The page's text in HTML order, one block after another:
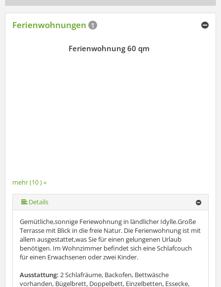
Ferienwohnungen 1
mehr (10 ) »
mehr (10 ) »
mehr (10 ) »
mehr (10 ) »
mehr (10 ) »
mehr (10 ) »
mehr (10 ) »
Ferienwohnung 60 qm
Details
Gemütliche,sonnige Feriewohnung in ländlicher Idylle.Große
Terrasse mit Blick in die freie Natur. Die Ferienwohnung ist mit
allem ausgestattet,was Sie für einen gelungenen Urlaub
benötigen. Im Wohnzimmer befindet sich eine Schlafcouch
für einen Erwachsenen oder zwei Kinder.
Ausstattung: 2 Schlafräume, Backofen, Bettwäsche
vorhanden, Bügelbrett, Doppelbett, Einzelbetten, Essecke,